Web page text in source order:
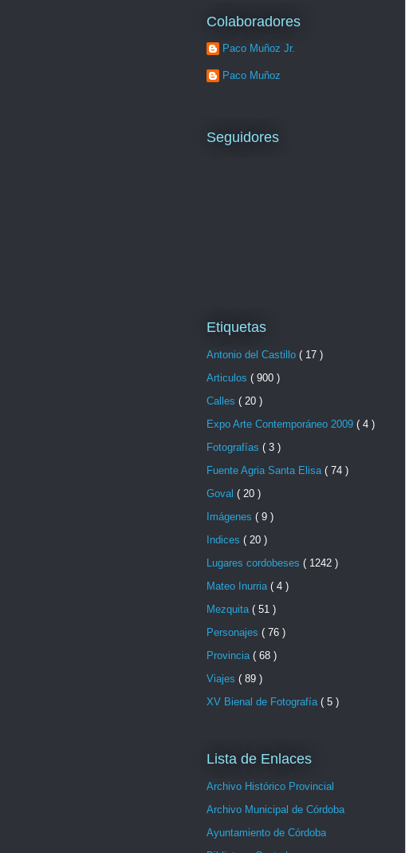
Colaboradores
Paco Muñoz Jr.
Paco Muñoz
Seguidores
Etiquetas
Antonio del Castillo ( 17 )
Articulos ( 900 )
Calles ( 20 )
Expo Arte Contemporáneo 2009 ( 4 )
Fotografías ( 3 )
Fuente Agria Santa Elisa ( 74 )
Goval ( 20 )
Imágenes ( 9 )
Indices ( 20 )
Lugares cordobeses ( 1242 )
Mateo Inurria ( 4 )
Mezquita ( 51 )
Personajes ( 76 )
Provincia ( 68 )
Viajes ( 89 )
XV Bienal de Fotografía ( 5 )
Lista de Enlaces
Archivo Histórico Provincial
Archivo Municipal de Córdoba
Ayuntamiento de Córdoba